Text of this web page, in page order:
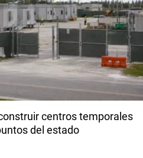
centros temporales
del estado